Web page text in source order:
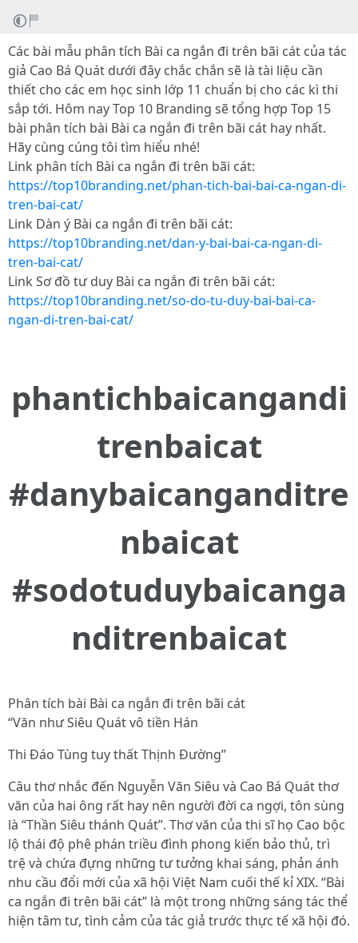
Các bài mẫu phân tích Bài ca ngắn đi trên bãi cát của tác
giả Cao Bá Quát dưới đây chắc chắn sẽ là tài liệu cần
thiết cho các em học sinh lớp 11 chuẩn bị cho các kì thi
sắp tới. Hôm nay Top 10 Branding sẽ tổng hợp Top 15
bài phân tích bài Bài ca ngắn đi trên bãi cát hay nhất.
Hãy cùng cúng tôi tìm hiểu nhé!
Link phân tích Bài ca ngắn đi trên bãi cát:
https://top10branding.net/phan-tich-bai-bai-ca-ngan-di-
tren-bai-cat/
Link Dàn ý Bài ca ngắn đi trên bãi cát:
https://top10branding.net/dan-y-bai-bai-ca-ngan-di-
tren-bai-cat/
Link Sơ đồ tư duy Bài ca ngắn đi trên bãi cát:
https://top10branding.net/so-do-tu-duy-bai-bai-ca-
ngan-di-tren-bai-cat/
phantichbaicangandi
trenbaicat
#danybaicanganditre
nbaicat
#sodotuduybaicanga
nditrenbaicat
Phân tích bài Bài ca ngắn đi trên bãi cát
“Văn như Siêu Quát vô tiền Hán
Thi Đáo Tùng tuy thất Thịnh Đường”
Câu thơ nhắc đến Nguyễn Văn Siêu và Cao Bá Quát thơ
văn của hai ông rất hay nên người đời ca ngợi, tôn sùng
là “Thần Siêu thánh Quát”. Thơ văn của thi sĩ họ Cao bộc
lộ thái độ phê phán triều đình phong kiến bảo thủ, trì
trệ và chứa đựng những tư tưởng khai sáng, phản ánh
nhu cầu đổi mới của xã hội Việt Nam cuối thế kỉ XIX. “Bài
ca ngắn đi trên bãi cát” là một trong những sáng tác thể
hiện tâm tư, tình cảm của tác giả trước thực tế xã hội đó.